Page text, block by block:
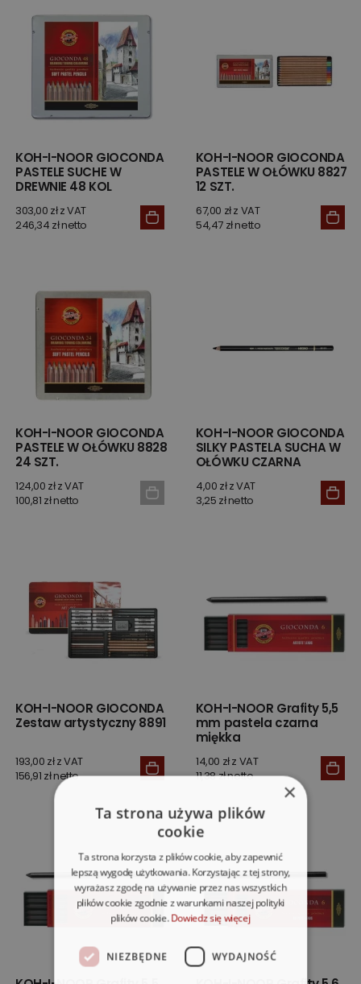
KOH-I-NOOR GIOCONDA
PASTELE SUCHE W
DREWNIE 48 KOL
303,00 zł z VAT
246,34 zł netto
KOH-I-NOOR GIOCONDA
PASTELE W OŁÓWKU 8827
12 SZT.
67,00 zł z VAT
54,47 zł netto
KOH-I-NOOR GIOCONDA
PASTELE W OŁÓWKU 8828
24 SZT.
124,00 zł z VAT
100,81 zł netto
KOH-I-NOOR GIOCONDA
SILKY PASTELA SUCHA W
OŁÓWKU CZARNA
4,00 zł z VAT
3,25 zł netto
KOH-I-NOOR GIOCONDA
Zestaw artystyczny 8891
193,00 zł z VAT
156,91 zł netto
KOH-I-NOOR Grafity 5,5
mm pastela czarna
miękka
14,00 zł z VAT
11,38 zł netto
×
Ta strona używa plików
cookie
Ta strona korzysta z plików cookie, aby zapewnić
lepszą wygodę użytkowania. Korzystając z tej strony,
wyrażasz zgodę na używanie przez nas wszystkich
plików cookie zgodnie z warunkami naszej polityki
plików cookie.Dowiedz się więcej
NIEZBĘDNE WYDAJNOŚĆ